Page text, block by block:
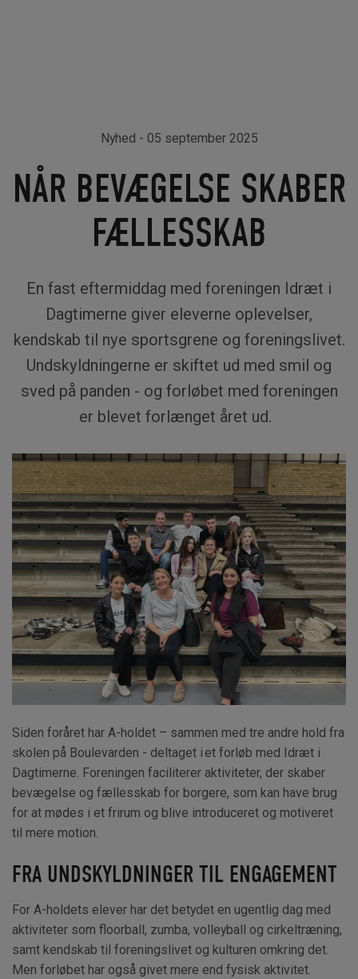
Nyhed - 05 september 2025
NÅR BEVÆGELSE SKABER
FÆLLESSKAB
En fast eftermiddag med foreningen Idræt i
Dagtimerne giver eleverne oplevelser,
kendskab til nye sportsgrene og foreningslivet.
Undskyldningerne er skiftet ud med smil og
sved på panden - og forløbet med foreningen
er blevet forlænget året ud.
Siden foråret har A-holdet – sammen med tre andre hold fra
skolen på Boulevarden - deltaget i et forløb med Idræt i
Dagtimerne . Foreningen faciliterer aktiviteter, der skaber
bevægelse og fællesskab for borgere, som kan have brug
for at mødes i et frirum og blive introduceret og motiveret
til mere motion.
FRA UNDSKYLDNINGER TIL ENGAGEMENT
For A-holdets elever har det betydet en ugentlig dag med
aktiviteter som floorball, zumba, volleyball og cirkeltræning,
samt kendskab til foreningslivet og kulturen omkring det.
Men forløbet har også givet mere end fysisk aktivitet.